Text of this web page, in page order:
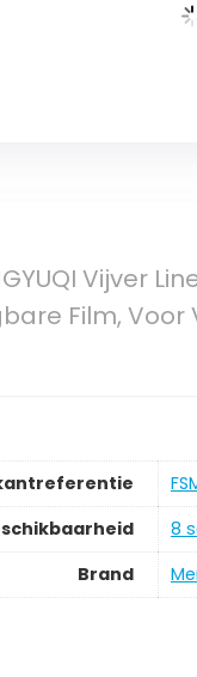
Vijver
Film,
8
Brand